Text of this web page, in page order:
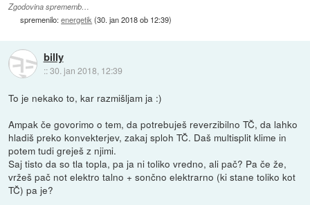
Zgodovina sprememb…
spremenilo:energetik (30. jan 2018 ob 12:39)
billy
::30. jan 2018, 12:39
To je nekako to, kar razmišljam ja :)
Ampak če govorimo o tem, da potrebuješ reverzibilno TČ, da lahko
hladiš preko konvekterjev, zakaj sploh TČ. Daš multisplit klime in
potem tudi greješ z njimi.
Saj tisto da so tla topla, pa ja ni toliko vredno, ali pač? Pa če že,
vržeš pač not elektro talno + sončno elektrarno (ki stane toliko kot
TČ) pa je?